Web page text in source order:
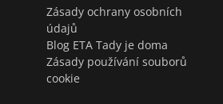
Zásady ochrany osobních
údajů
Blog ETA Tady je doma
Zásady používání souborů
cookie